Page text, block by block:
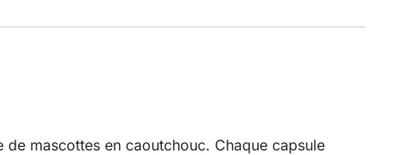
mascottes en caoutchouc. Chaque capsule